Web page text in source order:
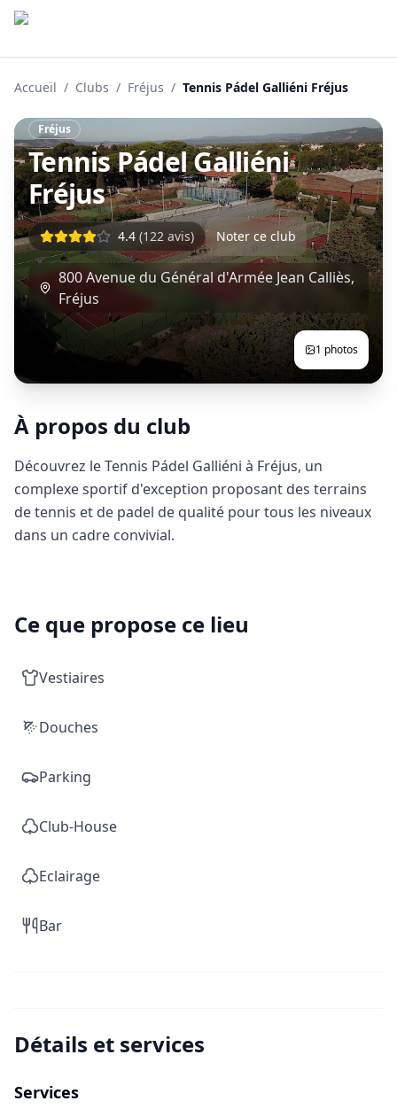
Accueil / Clubs / Fréjus / Tennis Pádel Galliéni Fréjus
Fréjus
Tennis Pádel Galliéni
Fréjus
4.4 (122 avis) Noter ce club
800 Avenue du Général d'Armée Jean Calliès,
Fréjus
1 photos
À propos du club
Découvrez le Tennis Pádel Galliéni à Fréjus, un
complexe sportif d'exception proposant des terrains
de tennis et de padel de qualité pour tous les niveaux
dans un cadre convivial.
Ce que propose ce lieu
Vestiaires
Douches
Parking
Club-House
Eclairage
Bar
Détails et services
Services